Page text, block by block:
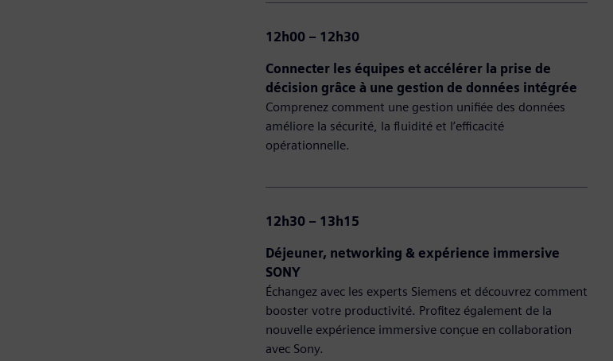
12h00 – 12h30
Connecter les équipes et accélérer la prise de
décision grâce à une gestion de données intégrée
Comprenez comment une gestion unifiée des données
améliore la sécurité, la fluidité et l’efficacité
opérationnelle.
12h30 – 13h15
Déjeuner, networking & expérience immersive
SONY
Échangez avec les experts Siemens et découvrez comment
booster votre productivité. Profitez également de la
nouvelle expérience immersive conçue en collaboration
avec Sony.